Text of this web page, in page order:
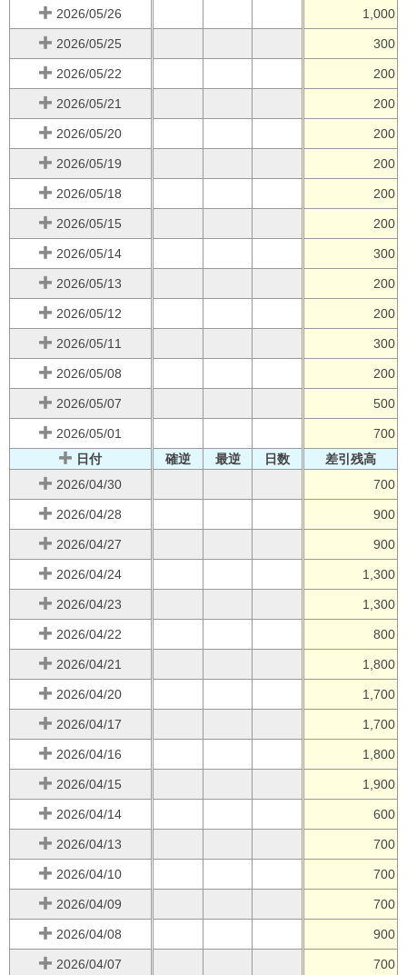
2026/05/26 1,000
2026/05/25 300
2026/05/22 200
2026/05/21 200
2026/05/20 200
2026/05/19 200
2026/05/18 200
2026/05/15 200
2026/05/14 300
2026/05/13 200
2026/05/12 200
2026/05/11 300
2026/05/08 200
2026/05/07 500
2026/05/01
700
日付
確逆 最逆 日数
差引残高
2026/04/30
700
2026/04/28 900
2026/04/27 900
2026/04/24 1,300
2026/04/23 1,300
2026/04/22 800
2026/04/21 1,800
2026/04/20 1,700
2026/04/17 1,700
2026/04/16 1,800
2026/04/15 1,900
2026/04/14 600
2026/04/13 700
2026/04/10 700
2026/04/09 700
2026/04/08 900
2026/04/07 700